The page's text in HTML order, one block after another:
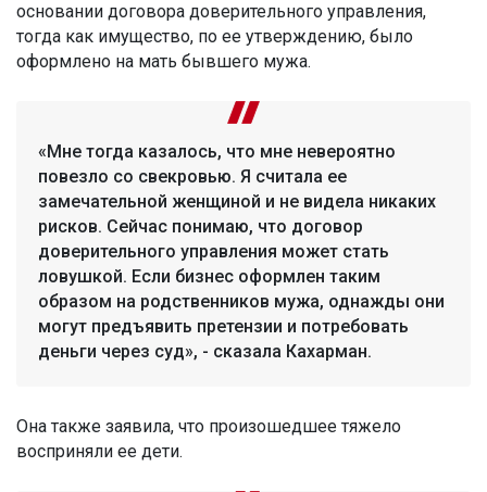
основании договора доверительного управления,
тогда как имущество, по ее утверждению, было
оформлено на мать бывшего мужа.
«Мне тогда казалось, что мне невероятно
повезло со свекровью. Я считала ее
замечательной женщиной и не видела никаких
рисков. Сейчас понимаю, что договор
доверительного управления может стать
ловушкой. Если бизнес оформлен таким
образом на родственников мужа, однажды они
могут предъявить претензии и потребовать
деньги через суд», - сказала Кахарман.
Она также заявила, что произошедшее тяжело
восприняли ее дети.